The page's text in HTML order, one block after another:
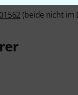
(beide nicht im